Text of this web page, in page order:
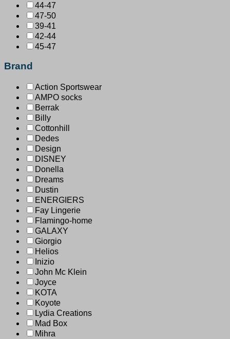
44-47
47-50
39-41
42-44
45-47
Brand
Action Sportswear
AMPO socks
Berrak
Billy
Cottonhill
Dedes
Design
DISNEY
Donella
Dreams
Dustin
ENERGIERS
Fay Lingerie
Flamingo-home
GALAXY
Giorgio
Helios
Inizio
John Mc Klein
Joyce
KOTA
Koyote
Lydia Creations
Mad Box
Mihra